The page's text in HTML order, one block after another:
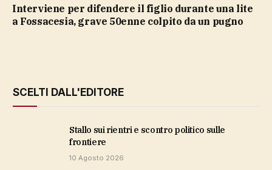
Interviene per difendere il figlio durante una lite
a Fossacesia, grave 50enne colpito da un pugno
SCELTI DALL'EDITORE
stallo sui rientri e scontro politico sulle
frontiere
10 Agosto 2026